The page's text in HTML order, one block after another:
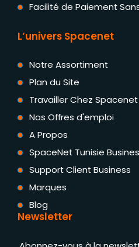
Facilité de Paiement
L’univers Spacenet
Notre Assortiment
Plan du Site
Travailler Chez Spacenet
Nos Offres d'emploi
A Propos
SpaceNet Tunisie
Support Client Business
Marques
Blog
Newsletter